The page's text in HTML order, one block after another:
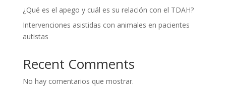
¿Qué es el apego y cuál es su relación con el TDAH?
Intervenciones asistidas con animales en pacientes
autistas
Recent Comments
No hay comentarios que mostrar.